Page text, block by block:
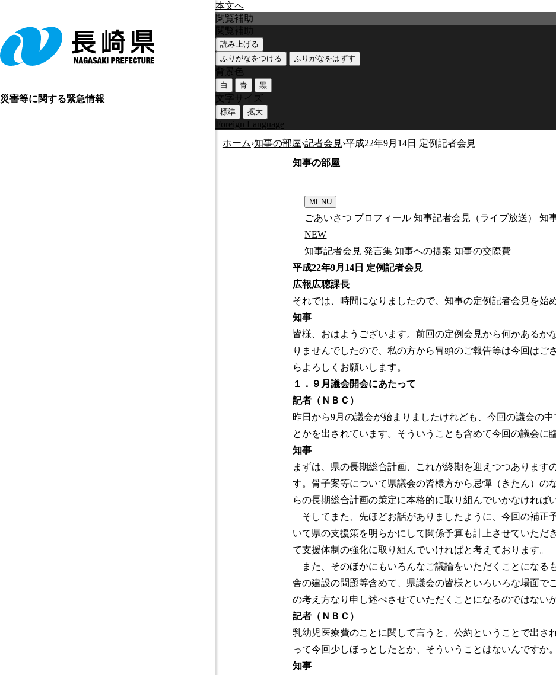
本文へ
災害等に関する緊急情報
閲覧補助
閲覧補助
読み上げる
ふりがなをつける
ふりがなをはずす
背景色
白 青 黒
文字サイズ
標準 拡大
Foreign Language
ホーム›知事の部屋›記者会見›平成22年9月14日 定例記者会見
知事の部屋
MENU
ごあいさつ プロフィール 知事記者会見（ライブ放送） 知
NEW
知事記者会見 発言集 知事への提案 知事の交際費
平成22年9月14日 定例記者会見
広報広聴課長
それでは、時間になりましたので、知事の定例記者会見を始
知事
皆様、おはようございます。前回の定例会見から何かあるか
りませんでしたので、私の方から冒頭のご報告等は今回はご
らよろしくお願いします。
１．９月議会開会にあたって
記者（ＮＢＣ）
昨日から9月の議会が始まりましたけれども、今回の議会の
とかを出されています。そういうことも含めて今回の議会に
知事
まずは、県の長期総合計画、これが終期を迎えつつあります
す。骨子案等について県議会の皆様方から忌憚（きたん）の
らの長期総合計画の策定に本格的に取り組んでいかなければ
そしてまた、先ほどお話がありましたように、今回の補正
いて県の支援策を明らかにして関係予算も計上させていただ
て支援体制の強化に取り組んでいければと考えております。
また、そのほかにもいろんなご議論をいただくことになる
舎の建設の問題等含めて、県議会の皆様といろいろな場面で
の考え方なり申し述べさせていただくことになるのではない
記者（ＮＢＣ）
乳幼児医療費のことに関して言うと、公約ということで出さ
って今回少しほっとしたとか、そういうことはないんですか。
知事